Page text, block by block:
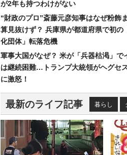
が2年も持つわけがない
“財政のプロ”斎藤元彦知事はなぜ粉飾
算見抜けず？ 兵庫県が都道府県で初の
化団体」転落危機
軍事大国がなぜ？ 米が「兵器枯渇」で
は継続困難…トランプ大統領がヘグセ
に激怒！
最新のライフ記事 暮らし